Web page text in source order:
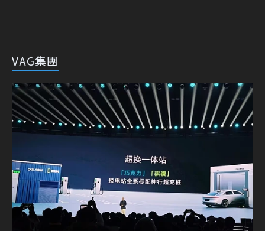
VAG集團